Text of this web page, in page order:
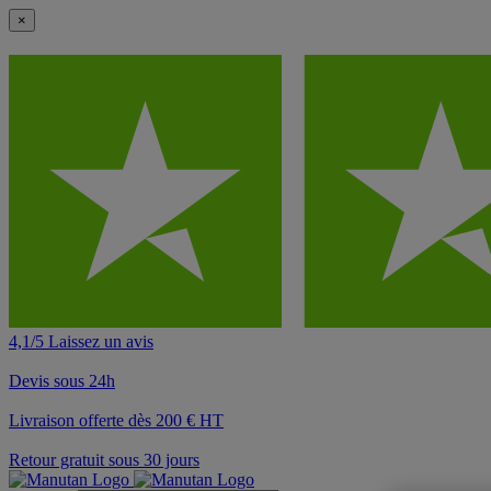
×
4,1/5 Laissez un avis
Devis sous 24h
Livraison offerte dès 200 € HT
Retour gratuit sous 30 jours